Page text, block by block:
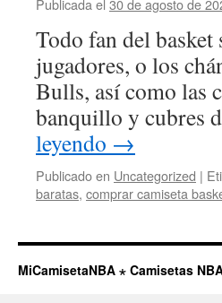
Publicada el 30 de agosto de
Todo fan del basket
jugadores, o los
Bulls, así como las
banquillo y cubres
leyendo →
Publicado en Uncategorized |
baratas, comprar camiseta
MiCamisetaNBA ⋆ Camisetas